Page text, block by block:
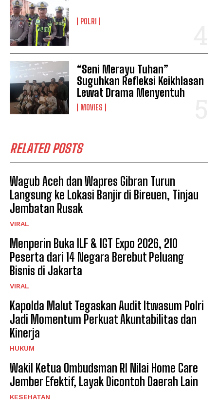
POLRI
“Seni Merayu Tuhan”
Suguhkan Refleksi Keikhlasan
Lewat Drama Menyentuh
MOVIES
RELATED POSTS
Wagub Aceh dan Wapres Gibran Turun
Langsung ke Lokasi Banjir di Bireuen, Tinjau
Jembatan Rusak
VIRAL
Menperin Buka ILF & IGT Expo 2026, 210
Peserta dari 14 Negara Berebut Peluang
Bisnis di Jakarta
VIRAL
Kapolda Malut Tegaskan Audit Itwasum Polri
Jadi Momentum Perkuat Akuntabilitas dan
Kinerja
HUKUM
Wakil Ketua Ombudsman RI Nilai Home Care
Jember Efektif, Layak Dicontoh Daerah Lain
KESEHATAN